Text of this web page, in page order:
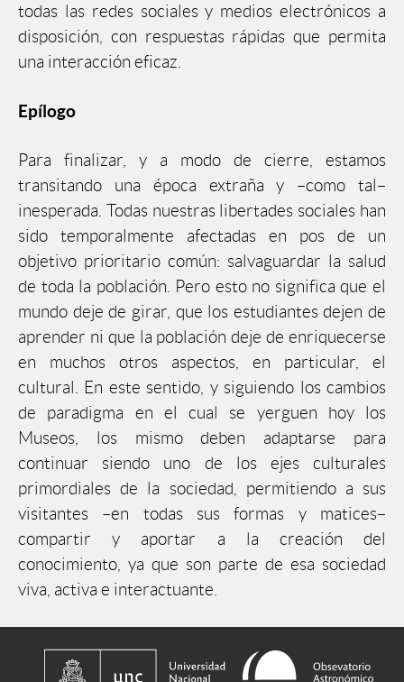
todas las redes sociales y medios electrónicos a
disposición, con respuestas rápidas que permita
una interacción eficaz.
Epílogo
Para finalizar, y a modo de cierre, estamos
transitando una época extraña y –como tal–
inesperada. Todas nuestras libertades sociales han
sido temporalmente afectadas en pos de un
objetivo prioritario común: salvaguardar la salud
de toda la población. Pero esto no significa que el
mundo deje de girar, que los estudiantes dejen de
aprender ni que la población deje de enriquecerse
en muchos otros aspectos, en particular, el
cultural. En este sentido, y siguiendo los cambios
de paradigma en el cual se yerguen hoy los
Museos, los mismo deben adaptarse para
continuar siendo uno de los ejes culturales
primordiales de la sociedad, permitiendo a sus
visitantes –en todas sus formas y matices–
compartir y aportar a la creación del
conocimiento, ya que son parte de esa sociedad
viva, activa e interactuante.